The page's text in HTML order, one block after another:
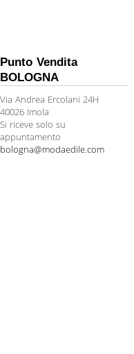
Punto Vendita
BOLOGNA
Via Andrea Ercolani 24H
40026 Imola
Si riceve solo su
appuntamento
bologna@modaedile.com